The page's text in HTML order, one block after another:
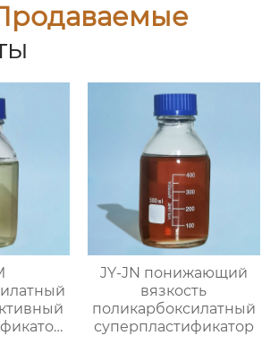
JY-JN понижающий
вязкость
поликарбоксилатный
суперпластификатор